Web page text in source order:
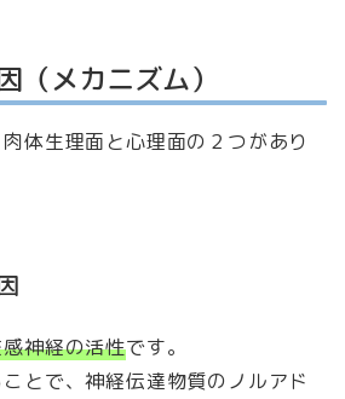
（メカニズム）
体生理面と心理面の２つがあり
神経の活性です。
とで、神経伝達物質のノルアド